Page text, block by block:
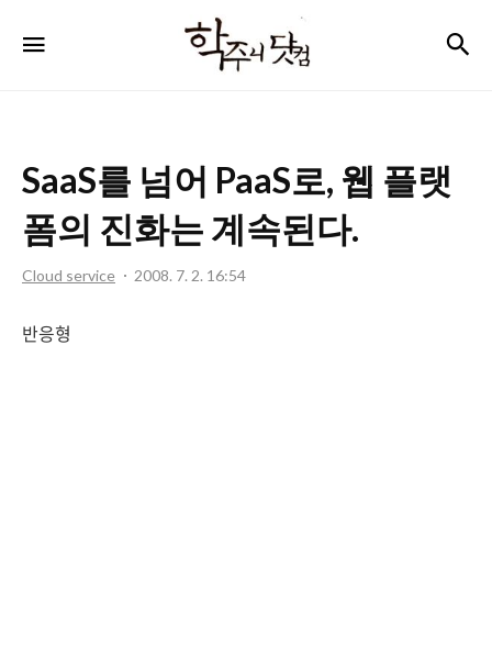
주
컴
SaaS를 넘어 PaaS로, 웹 플랫
폼의 진화는 계속된다.
Cloud service 2008. 7. 2. 16:54
반응형